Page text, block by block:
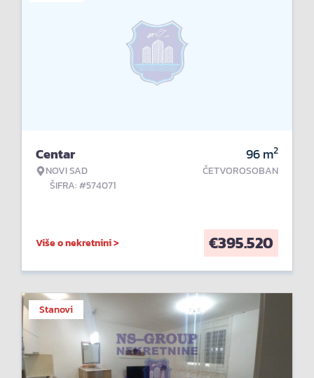
Centar
NOVI SAD
ŠIFRA: #574071
96m2
ČETVOROSOBAN
Više o nekretnini > €395.520
Stanovi